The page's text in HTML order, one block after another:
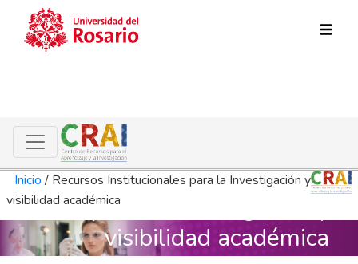
Inicio / Recursos Institucionales para la Investigación y
visibilidad académica
Recursos Institucionales
para la Investigación y
visibilidad académica